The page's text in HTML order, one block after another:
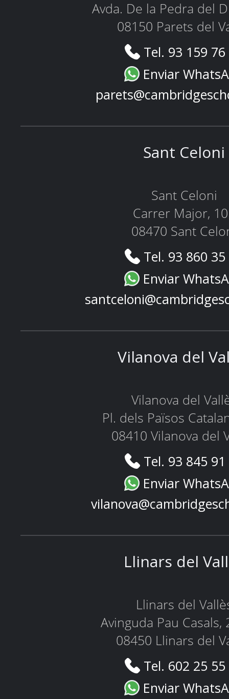
Avda. De la Pedra del
08150 Parets del
Tel. 93 159
Enviar
Sant Celoni
Sant Celoni
Carrer Major,
08470 Sant
Tel. 93 860
Enviar
Vilanova del
Vilanova del
Pl. dels Països
08410 Vilanova del
Tel. 93 845
Enviar
Llinars del
Llinars del
Avinguda Pau Casals,
08450 Llinars del
Tel. 602 25
Enviar